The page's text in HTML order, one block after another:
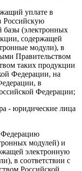
уплате в
Российскую
(электронных
содержащей
модули), в
Правительством
таких продукции
Федерации, на
в
Федерации;
- юридические лица
Федерацию
модулей) и
электронную
в соответствии с
Российской